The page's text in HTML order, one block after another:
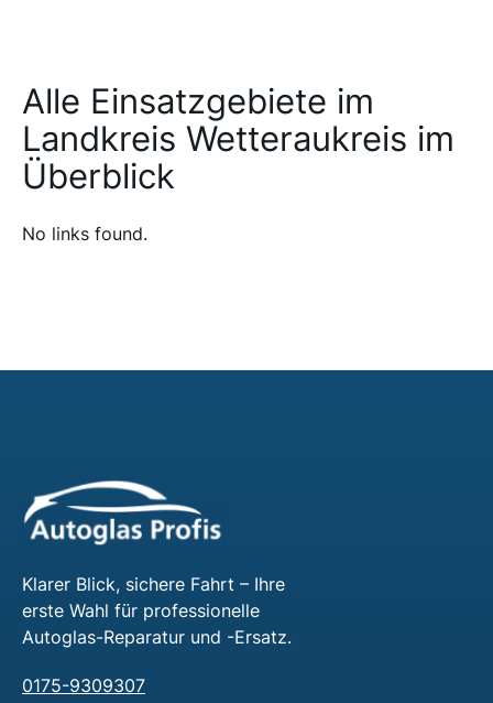
Alle Einsatzgebiete im
Landkreis Wetteraukreis im
Überblick
No links found.
Klarer Blick, sichere Fahrt – Ihre
erste Wahl für professionelle
Autoglas-Reparatur und -Ersatz.
0175-9309307